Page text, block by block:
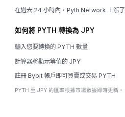
在過去 24 小時內，Pyth Network 上漲
如何將 PYTH 轉換為 JPY
輸入您要轉換的 PYTH 數量
計算器將顯示等值的 JPY
註冊 Bybit 帳戶即可買賣或交易 PYTH
PYTH 至 JPY 的匯率根據市場數據即時更新。